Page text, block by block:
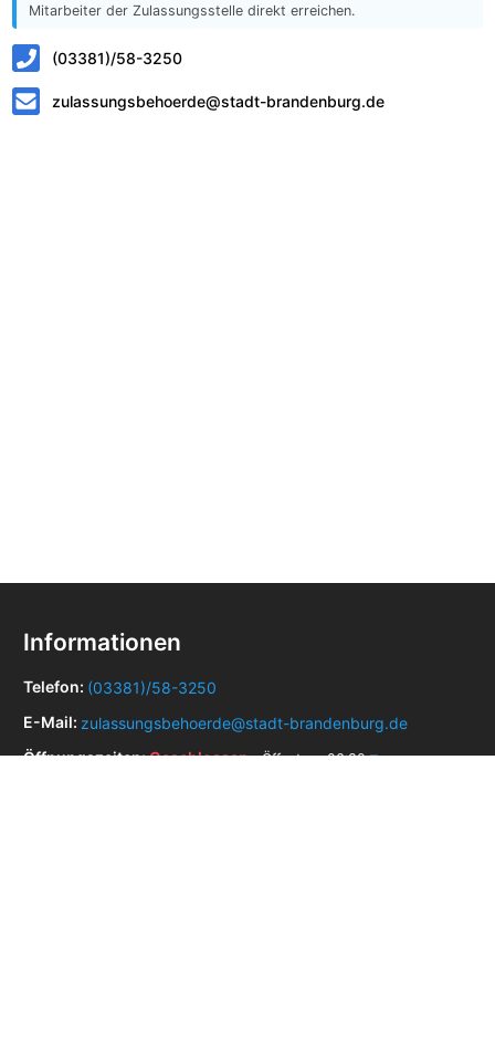
Mitarbeiter der Zulassungsstelle direkt erreichen.
(03381)/58-3250
zulassungsbehoerde@stadt-brandenburg.de
Informationen
Telefon: (03381)/58-3250
E-Mail: zulassungsbehoerde@stadt-brandenburg.de
Öffnungszeiten:Geschlossen- Öffnet um 06:30